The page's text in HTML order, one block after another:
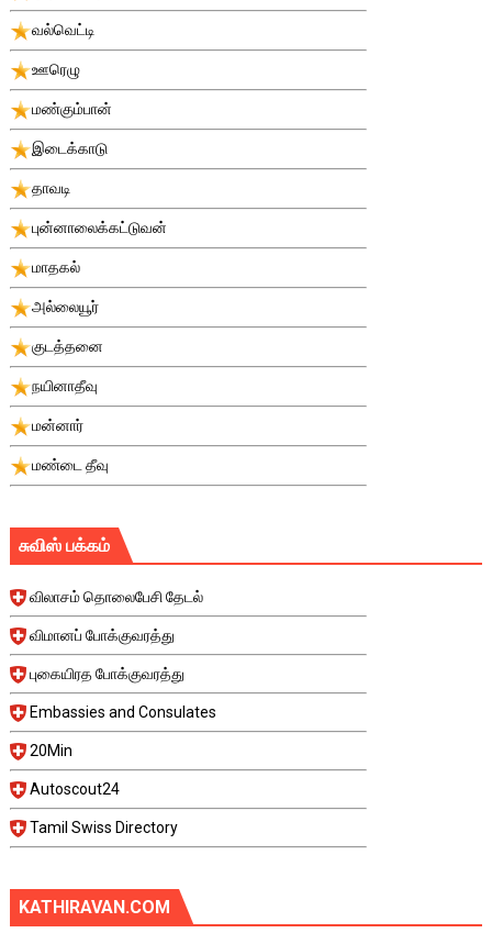
வல்வெட்டி
ஊரெழு
மண்கும்பான்
இடைக்காடு
தாவடி
புன்னாலைக்கட்டுவன்
மாதகல்
அல்லையூர்
குடத்தனை
நயினாதீவு
மன்னார்
மண்டை தீவு
சுவிஸ் பக்கம்
விலாசம் தொலைபேசி தேடல்
விமானப் போக்குவரத்து
புகையிரத போக்குவரத்து
Embassies and Consulates
20Min
Autoscout24
Tamil Swiss Directory
KATHIRAVAN.COM